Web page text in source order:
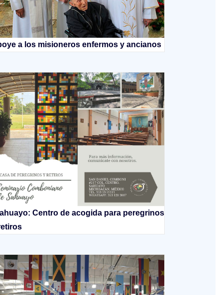
a los misioneros enfermos y ancianos
Centro de acogida para peregrinos